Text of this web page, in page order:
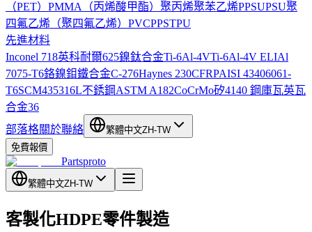
（PET） PMMA（丙烯酸甲酯） 聚丙烯聚苯乙烯PPSUPSU聚
四氟乙烯（聚四氟乙烯） PVCPPSTPU
先進材料
Inconel 718英科耐爾625鎳鈦合金Ti-6Al-4VTi-6Al-4V ELIAl
7075-T6鉻鎳鉬鐵合金C-276Haynes 230CFRPAISI 43406061-
T6SCM435316L不銹鋼ASTM A182CoCrMo矽4140 鋼庫瓦英瓦
合金36
部落格關於聯絡 繁體中文ZH-TW
免費報價
Partsproto
繁體中文ZH-TW
客製化HDPE零件製造